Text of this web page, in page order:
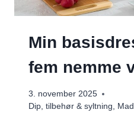
Min
fem nemme
3. november 2025
Dip, tilbehør & syltning,